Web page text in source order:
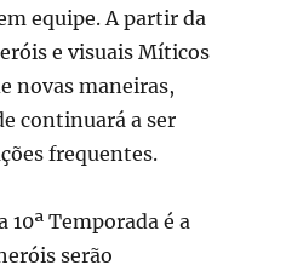
equipe. A partir da
e visuais Míticos
novas maneiras,
continuará a ser
frequentes.
Temporada é a
serão